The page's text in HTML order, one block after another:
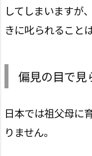
してしまいますが
きに叱られること
偏見の目で見
日本では祖父母に
りません。